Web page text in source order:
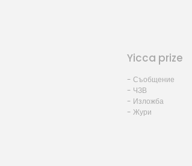
Yicca prize
- Съобщение
- ЧЗВ
- Изложба
- Жури